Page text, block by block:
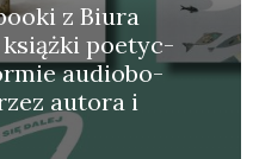
z Biu­ra
książ­ki poetyc­
audio­bo­
auto­ra i